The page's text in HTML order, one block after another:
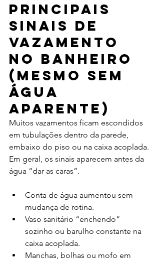
Principais
sinais de
vazamento
no banheiro
(mesmo sem
água
aparente)
Muitos vazamentos ficam escondidos
em tubulações dentro da parede,
embaixo do piso ou na caixa acoplada.
Em geral, os sinais aparecem antes da
água “dar as caras”.
Conta de água aumentou sem
mudança de rotina.
Vaso sanitário “enchendo”
sozinho ou barulho constante na
caixa acoplada.
Manchas, bolhas ou mofo em